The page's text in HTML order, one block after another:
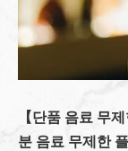
【단품 음료 무
분 음료 무제한